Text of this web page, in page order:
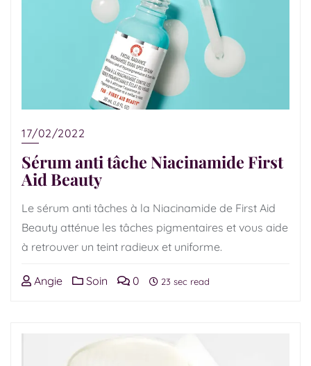
17/02/2022
Sérum anti tâche Niacinamide First
Aid Beauty
Le sérum anti tâches à la Niacinamide de First Aid
Beauty atténue les tâches pigmentaires et vous aide
à retrouver un teint radieux et uniforme.
Angie Soin 0 23 sec read